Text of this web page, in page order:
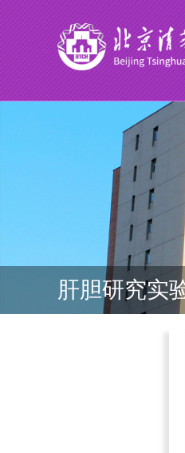
肝胆研究实